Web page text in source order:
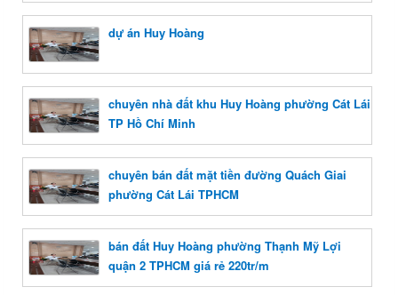
dự án Huy Hoàng
chuyên nhà đất khu Huy Hoàng phường Cát Lái
TP Hồ Chí Minh
chuyên bán đất mặt tiền đường Quách Giai
phường Cát Lái TPHCM
bán đất Huy Hoàng phường Thạnh Mỹ Lợi
quận 2 TPHCM giá rẻ 220tr/m